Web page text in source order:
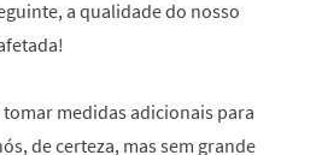
a qualidade do nosso
medidas adicionais para
de certeza, mas sem grande